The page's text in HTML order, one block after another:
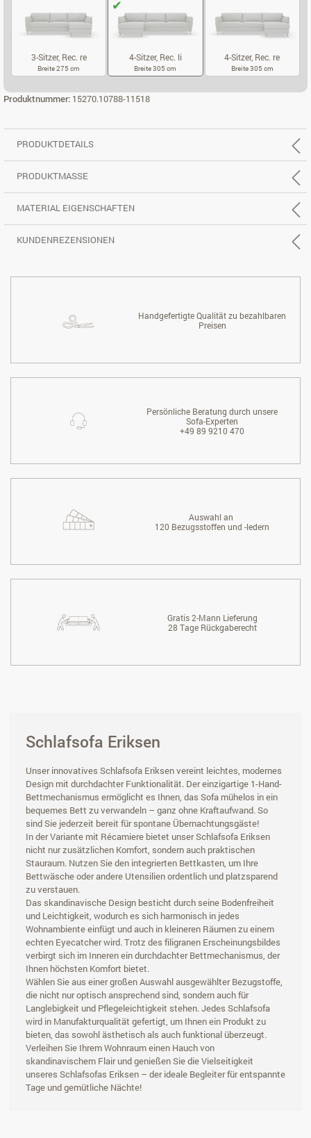
3-Sitzer, Rec. re
Breite 275 cm
4-Sitzer, Rec. li
Breite 305 cm
4-Sitzer, Rec. re
Breite 305 cm
Produktnummer: 15270.10788-11518
PRODUKTDETAILS
PRODUKTMASSE
MATERIAL EIGENSCHAFTEN
KUNDENREZENSIONEN
Handgefertigte Qualität zu bezahlbaren
Preisen
Persönliche Beratung durch unsere
Sofa-Experten
+49 89 9210 470
Auswahl an
120 Bezugsstoffen und -ledern
Gratis 2-Mann Lieferung
28 Tage Rückgaberecht
Schlafsofa Eriksen
Unser innovatives Schlafsofa Eriksen vereint leichtes, modernes
Design mit durchdachter Funktionalität. Der einzigartige 1-Hand-
Bettmechanismus ermöglicht es Ihnen, das Sofa mühelos in ein
bequemes Bett zu verwandeln – ganz ohne Kraftaufwand. So
sind Sie jederzeit bereit für spontane Übernachtungsgäste!
In der Variante mit Récamiere bietet unser Schlafsofa Eriksen
nicht nur zusätzlichen Komfort, sondern auch praktischen
Stauraum. Nutzen Sie den integrierten Bettkasten, um Ihre
Bettwäsche oder andere Utensilien ordentlich und platzsparend
zu verstauen.
Das skandinavische Design besticht durch seine Bodenfreiheit
und Leichtigkeit, wodurch es sich harmonisch in jedes
Wohnambiente einfügt und auch in kleineren Räumen zu einem
echten Eyecatcher wird. Trotz des filigranen Erscheinungsbildes
verbirgt sich im Inneren ein durchdachter Bettmechanismus, der
Ihnen höchsten Komfort bietet.
Wählen Sie aus einer großen Auswahl ausgewählter Bezugstoffe,
die nicht nur optisch ansprechend sind, sondern auch für
Langlebigkeit und Pflegeleichtigkeit stehen. Jedes Schlafsofa
wird in Manufakturqualität gefertigt, um Ihnen ein Produkt zu
bieten, das sowohl ästhetisch als auch funktional überzeugt.
Verleihen Sie Ihrem Wohnraum einen Hauch von
skandinavischem Flair und genießen Sie die Vielseitigkeit
unseres Schlafsofas Eriksen – der ideale Begleiter für entspannte
Tage und gemütliche Nächte!